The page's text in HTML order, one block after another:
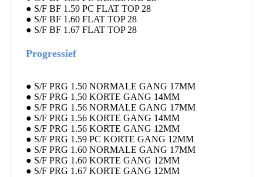
● S/F BF 1.59 PC FLAT TOP 28
● S/F BF 1.60 FLAT TOP 28
● S/F BF 1.67 FLAT TOP 28
Progressief
● S/F PRG 1.50 NORMALE GANG 17MM
● S/F PRG 1.50 KORTE GANG 14MM
● S/F PRG 1.56 NORMALE GANG 17MM
● S/F PRG 1.56 KORTE GANG 14MM
● S/F PRG 1.56 KORTE GANG 12MM
● S/F PRG 1.59 PC KORTE GANG 12MM
● S/F PRG 1.60 NORMALE GANG 17MM
● S/F PRG 1.60 KORTE GANG 12MM
● S/F PRG 1.67 KORTE GANG 12MM